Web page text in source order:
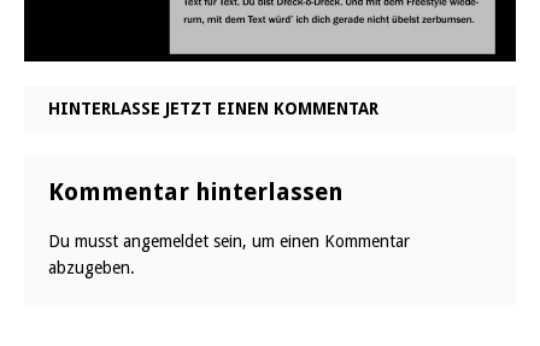
HINTERLASSE JETZT EINEN KOMMENTAR
Kommentar hinterlassen
Du musst angemeldet sein, um einen Kommentar
abzugeben.